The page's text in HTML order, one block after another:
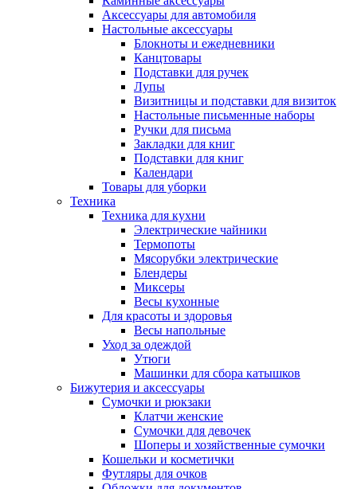
Аксессуары для автомобиля
Настольные аксессуары
Блокноты и ежедневники
Канцтовары
Подставки для ручек
Лупы
Визитницы и подставки для визиток
Настольные письменные наборы
Ручки для письма
Закладки для книг
Подставки для книг
Календари
Товары для уборки
Техника
Техника для кухни
Электрические чайники
Термопоты
Мясорубки электрические
Блендеры
Миксеры
Весы кухонные
Для красоты и здоровья
Весы напольные
Уход за одеждой
Утюги
Машинки для сбора катышков
Бижутерия и аксессуары
Сумочки и рюкзаки
Клатчи женские
Сумочки для девочек
Шоперы и хозяйственные сумочки
Кошельки и косметички
Футляры для очков